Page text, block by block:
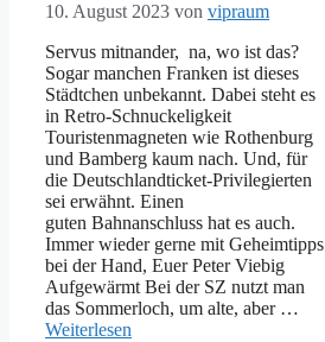
10. August 2023 von vipraum
Servus mitnander, na, wo ist das?
Sogar manchen Franken ist dieses
Städtchen unbekannt. Dabei steht es
in Retro-Schnuckeligkeit
Touristenmagneten wie Rothenburg
und Bamberg kaum nach. Und, für
die Deutschlandticket-Privilegierten
sei erwähnt. Einen
guten Bahnanschluss hat es auch.
Immer wieder gerne mit Geheimtipps
bei der Hand, Euer Peter Viebig
Aufgewärmt Bei der SZ nutzt man
das Sommerloch, um alte, aber …
Weiterlesen